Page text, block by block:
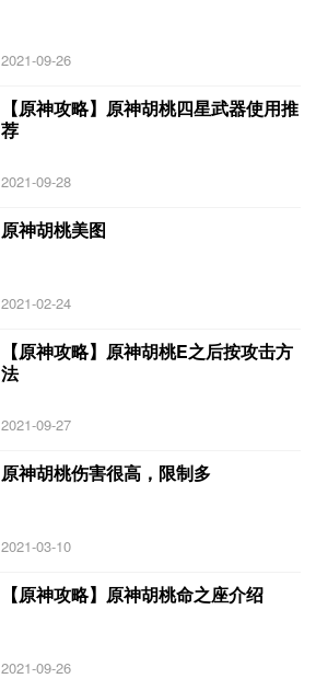
2021-09-26
【原神攻略】原神胡桃四星武器使用推
荐
2021-09-28
原神胡桃美图
2021-02-24
【原神攻略】原神胡桃E之后按攻击方
法
2021-09-27
原神胡桃伤害很高，限制多
2021-03-10
【原神攻略】原神胡桃命之座介绍
2021-09-26